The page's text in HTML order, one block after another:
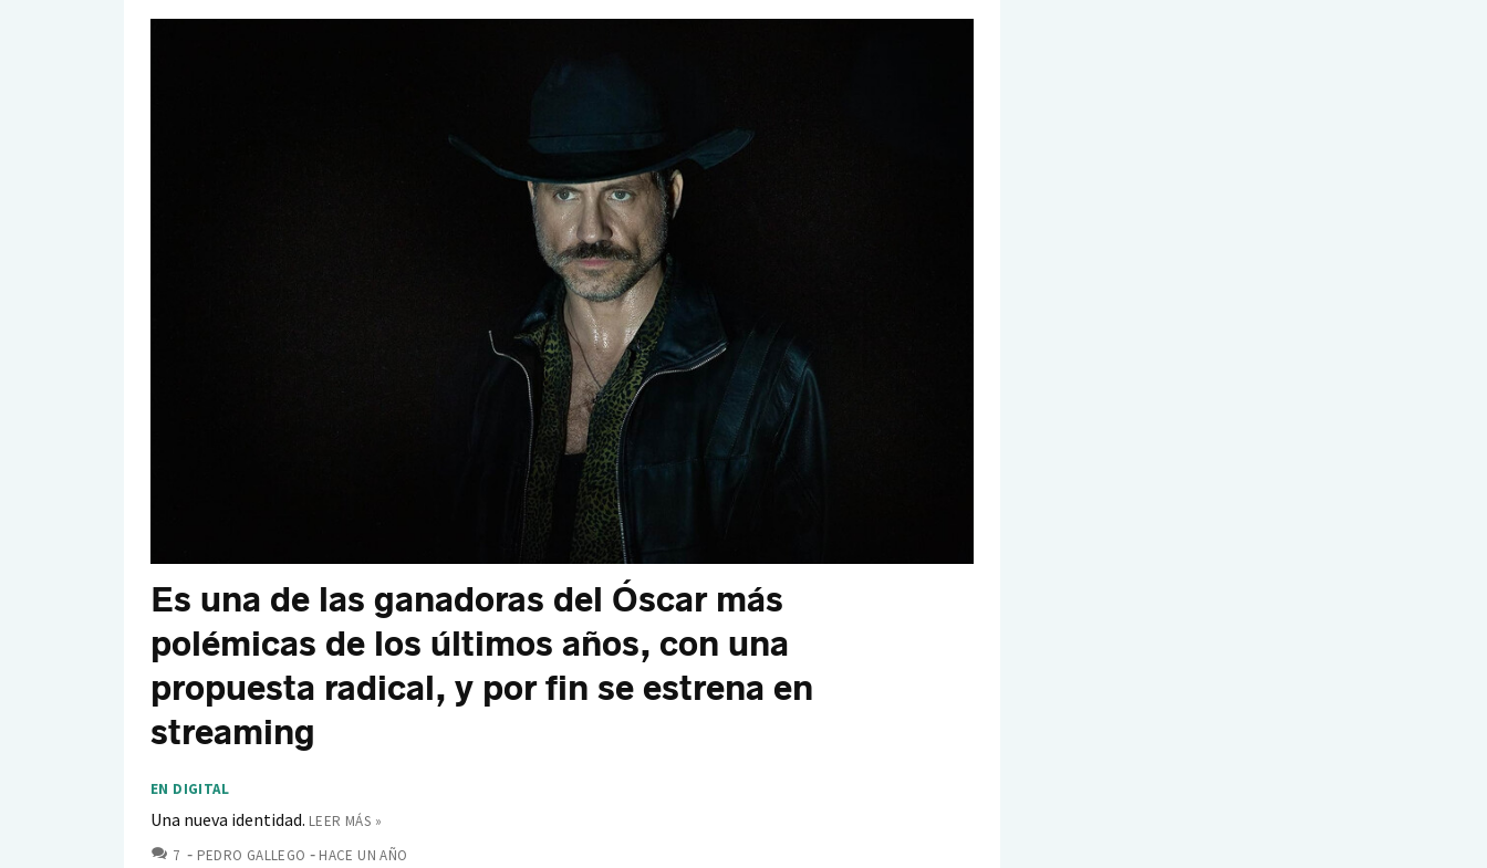
Es una de las ganadoras del Óscar más
polémicas de los últimos años, con una
propuesta radical, y por fin se estrena en
streaming
EN DIGITAL
Una nueva identidad. LEER MÁS »
7 COMENTARIOS
PEDRO GALLEGO HACE UN AÑO